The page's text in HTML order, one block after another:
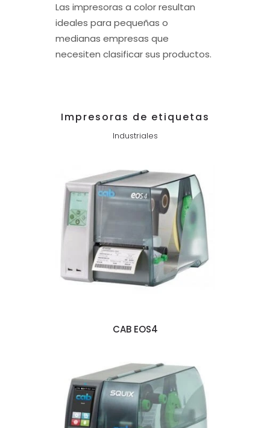
Las impresoras a color resultan
ideales para pequeñas o
medianas empresas que
necesiten clasificar sus productos.
Impresoras de etiquetas
Industriales
CAB EOS4